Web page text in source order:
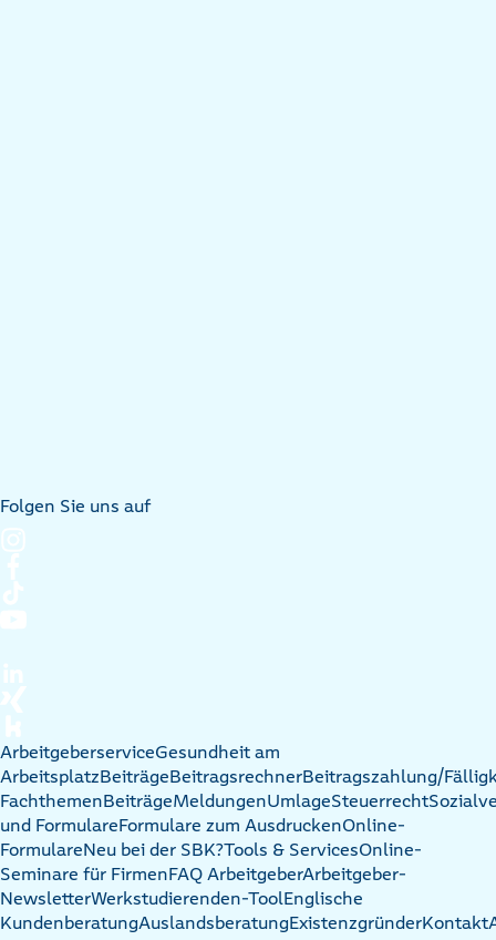
Folgen Sie uns auf
ArbeitgeberserviceGesundheit am
ArbeitsplatzBeiträgeBeitragsrechnerBeitragszahlung/
FachthemenBeiträgeMeldungenUmlageSteuerrecht
und FormulareFormulare zum AusdruckenOnline-
FormulareNeu bei der SBK?Tools & ServicesOnline-
Seminare für FirmenFAQ ArbeitgeberArbeitgeber-
NewsletterWerkstudierenden-ToolEnglische
KundenberatungAuslandsberatungExistenzgründerKontakt